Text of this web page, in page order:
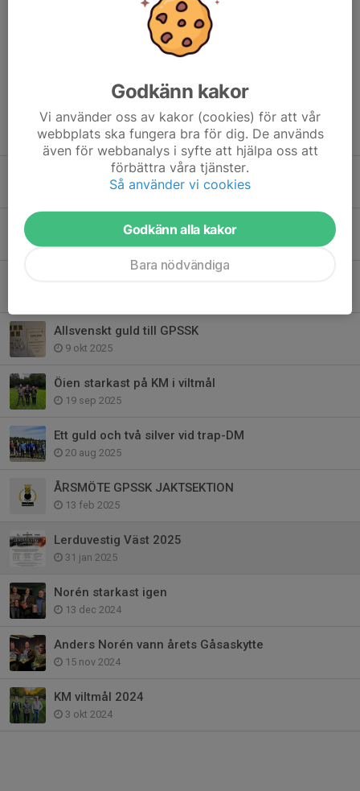
Vårens datum ligger inne i kalendern.
Tidigare nyheter
🌟 Vi behöver din hjälp! 🌟
20 jul, 12:23
Årsmöte jaktsektionen 23/2
Allsvenskt guld till GPSSK
9 okt 2025
Öien starkast på KM i viltmål
19 sep 2025
Ett guld och två silver vid trap-DM
20 aug 2025
ÅRSMÖTE GPSSK JAKTSEKTION
13 feb 2025
Lerduvestig Väst 2025
31 jan 2025
Norén starkast igen
13 dec 2024
Anders Norén vann årets Gåsaskytte
15 nov 2024
KM viltmål 2024
3 okt 2024
Godkänn kakor
Vi använder oss av kakor (cookies) för att vår
webbplats ska fungera bra för dig. De används
även för webbanalys i syfte att hjälpa oss att
förbättra våra tjänster.
Så använder vi cookies
Godkänn alla kakor
Bara nödvändiga